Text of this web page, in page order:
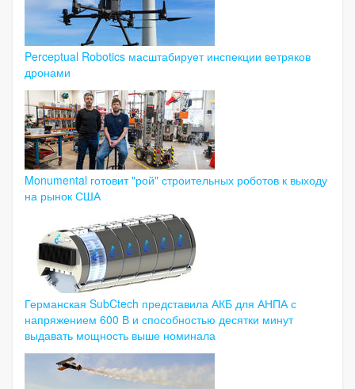
Perceptual Robotics масштабирует инспекции ветряков
дронами
Monumental готовит "рой" строительных роботов к выходу
на рынок США
Германская SubCtech представила АКБ для АНПА с
напряжением 600 В и способностью десятки минут
выдавать мощность выше номинала